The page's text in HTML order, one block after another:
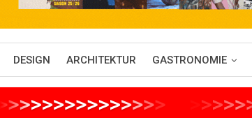
DESIGN ARCHITEKTUR GASTRONOMIE
>>>>>>>>>>>>>>> >>>>>